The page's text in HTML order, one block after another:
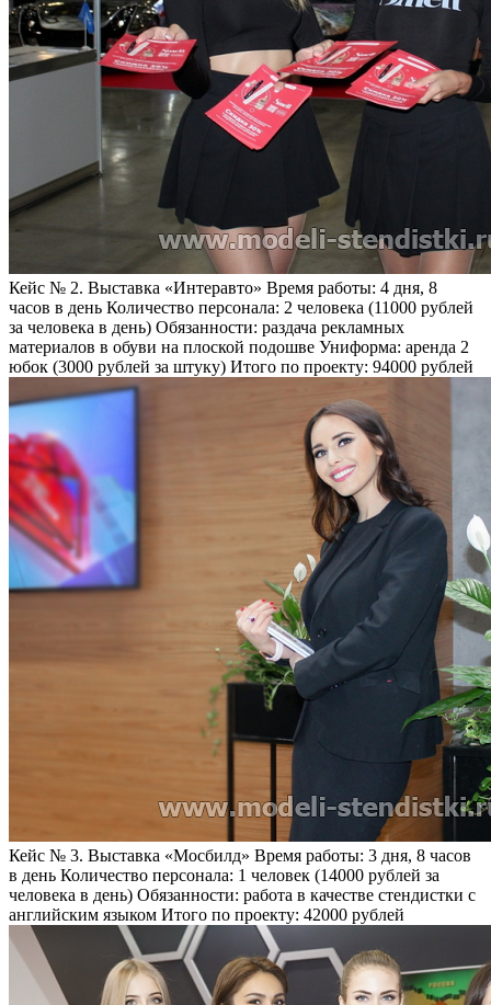
Кейс № 2. Выставка «Интеравто» Время работы: 4 дня, 8
часов в день Количество персонала: 2 человека (11000 рублей
за человека в день) Обязанности: раздача рекламных
материалов в обуви на плоской подошве Униформа: аренда 2
юбок (3000 рублей за штуку) Итого по проекту: 94000 рублей
Кейс № 3. Выставка «Мосбилд» Время работы: 3 дня, 8 часов
в день Количество персонала: 1 человек (14000 рублей за
человека в день) Обязанности: работа в качестве стендистки с
английским языком Итого по проекту: 42000 рублей